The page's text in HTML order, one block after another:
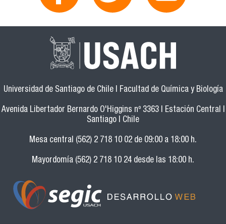
Universidad de Santiago de Chile | Facultad de Química y Biología
Avenida Libertador Bernardo O'Higgins nº 3363 | Estación Central |
Santiago | Chile
Mesa central (562) 2 718 10 02 de 09:00 a 18:00 h.
Mayordomía (562) 2 718 10 24 desde las 18:00 h.